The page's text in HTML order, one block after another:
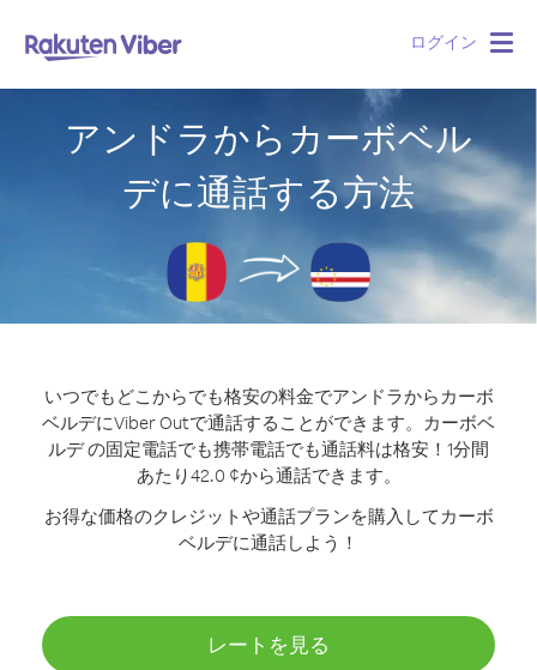
ログイン
アンドラからカーボベル
デに通話する方法
いつでもどこからでも格安の料金でアンドラからカーボ
ベルデにViber Outで通話することができます。
カーボベ
ルデ の固定電話でも携帯電話でも通話料は格安！1分間
あたり42.0 ¢から通話できます。
お得な価格のクレジットや通話プランを購入してカーボ
ベルデに通話しよう！
レートを見る